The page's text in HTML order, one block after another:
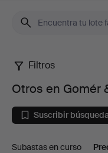
Otros
en
Gomér
Filtros
Otros en Gomér
Suscribir
Subastas en curso